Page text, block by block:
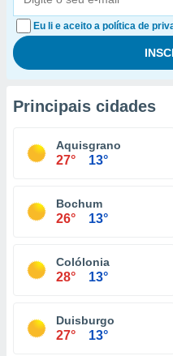
Eu li e aceito a política de
Principais cidades
Aquisgrano
27° 13°
Bochum
26° 13°
Colólonia
28° 13°
Duisburgo
27° 13°